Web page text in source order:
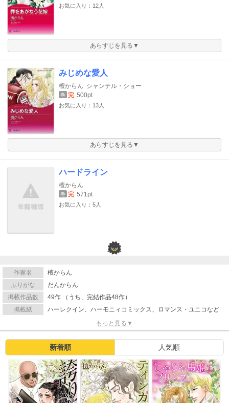
お気に入り：12人
あらすじを見る▼
みじめな愛人
檀からん シャンテル・ショー
巻 完 500pt
お気に入り：13人
あらすじを見る▼
ハードライン
檀からん
巻 完 571pt
お気に入り：5人
作家名
檀からん
ふりがな
だんからん
掲載作品数
49作 （うち、完結作品48作）
掲載紙
ハーレクイン、ハーモニィコミックス、ロマンス・ユニコなど
もっと見る▼
新着順 人気順